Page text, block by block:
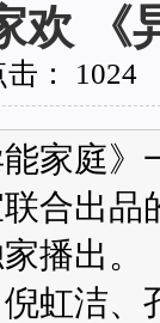
欢 《
： 1024
能家庭
合出
播出
虹洁